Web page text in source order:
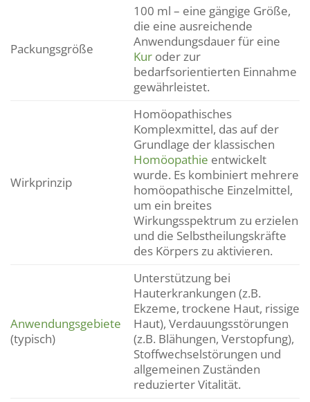
Packungsgröße
100 ml – eine gängige Größe,
die eine ausreichende
Anwendungsdauer für eine
Kuroder zur
bedarfsorientierten Einnahme
gewährleistet.
Wirkprinzip
Homöopathisches
Komplexmittel, das auf der
Grundlage der klassischen
Homöopathie entwickelt
wurde. Es kombiniert mehrere
homöopathische Einzelmittel,
um ein breites
Wirkungsspektrum zu erzielen
und die Selbstheilungskräfte
des Körpers zu aktivieren.
Anwendungsgebiete
(typisch)
Unterstützung bei
Hauterkrankungen (z.B.
Ekzeme, trockene Haut, rissige
Haut), Verdauungsstörungen
(z.B. Blähungen, Verstopfung),
Stoffwechselstörungen und
allgemeinen Zuständen
reduzierter Vitalität.